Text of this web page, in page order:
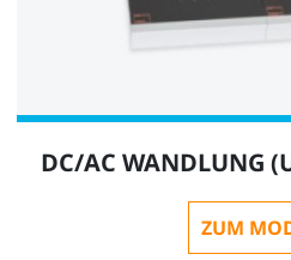
DC/AC WANDLUNG
ZUM